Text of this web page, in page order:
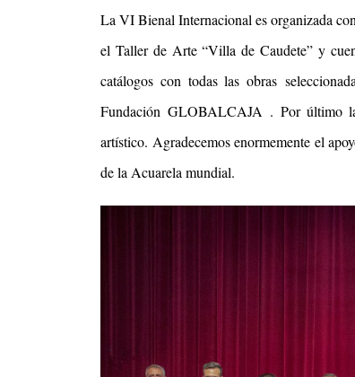
La VI Bienal Internacional es organizada
el Taller de Arte “Villa de Caudete” y
catálogos con todas las obras
Fundación GLOBALCAJA . Por último
artístico. Agradecemos enormemente el
de la Acuarela mundial.